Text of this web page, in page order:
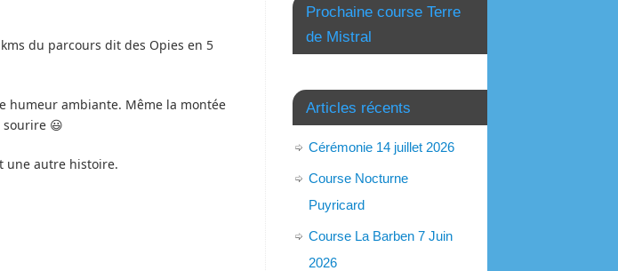
du parcours dit des Opies en 5
humeur ambiante. Même la montée
😃
une autre histoire.
Prochaine course Terre
de Mistral
Articles récents
Cérémonie 14 juillet 2026
Course Nocturne
Puyricard
Course La Barben 7 Juin
2026